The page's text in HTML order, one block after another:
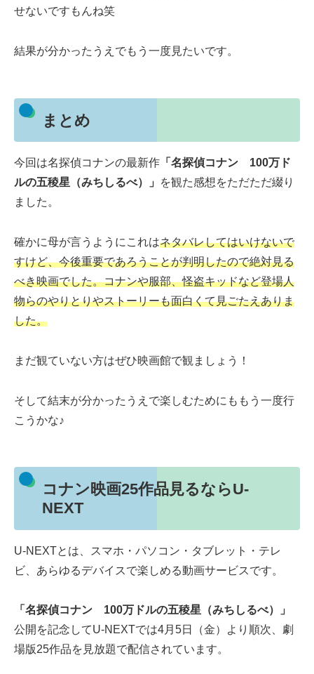
せないですもんね笑
結果が分かったうえでもう一度見たいです。
まとめ
今回は名探偵コナンの最新作 「名探偵コナン 100万ド
ルの五稜星（みちしるべ）」
を観た感想をただただ綴り
ました。
確かに母が言うようにこれはネタバレしてはいけないで
すけど、今後重要であろうことが判明したので絶対見る
べき映画でした。コナンや服部、怪盗キッドなど登場人
物らのやりとりやストーリーも面白くて見ごたえありま
した。
まだ観ていない方はぜひ映画館で観ましょう！
そして結末が分かったうえで楽しむためにももう一度行
こうかな♪
コナン映画25作品見るならU-
NEXT
U-NEXTとは、スマホ・パソコン・タブレット・テレ
ビ、あらゆるデバイスで楽しめる動画サービスです。
「名探偵コナン 100万ドルの五稜星（みちしるべ）」
公開を記念してU-NEXTでは4月5日（金）より順次、劇
場版25作品を見放題で配信されています。